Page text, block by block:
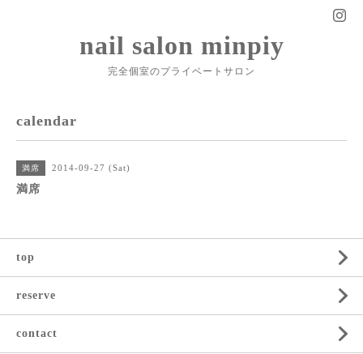
nail salon minpiy
完全個室のプライベートサロン
calendar
満席 2014-09-27 (Sat)
満席
top
reserve
contact